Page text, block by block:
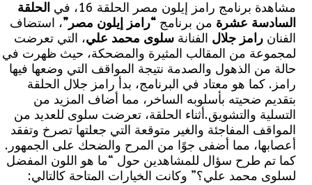
برنامج رامز إيلون مصر الحلقة 16، في
الحلقة
عشرةمن برنامج “رامز إيلون مصر”، استضاف
رامز جلالالفنانة سلوى محمد علي، التي تعرضت
من المقالب المثيرة والمضحكة، حيث ظهرت في
من الذهول والصدمة نتيجة المواقف التي وضعها فيها
كما هو معتاد في البرنامج، بدأ رامز جلال الحلقة
ضحيته بأسلوبه الساخر، مما أضاف المزيد من
والتشويق.أثناء الحلقة، تعرضت سلوى للعديد من
المفاجئة والغير متوقعة التي جعلتها تصرخ وتفقد
مما أضفى جوًا من المرح والضحك على الجمهور.
طرح سؤال للمشاهدين حول “ما هو اللون المفضل
محمد علي؟” وكانت الخيارات المتاحة كالتالي: